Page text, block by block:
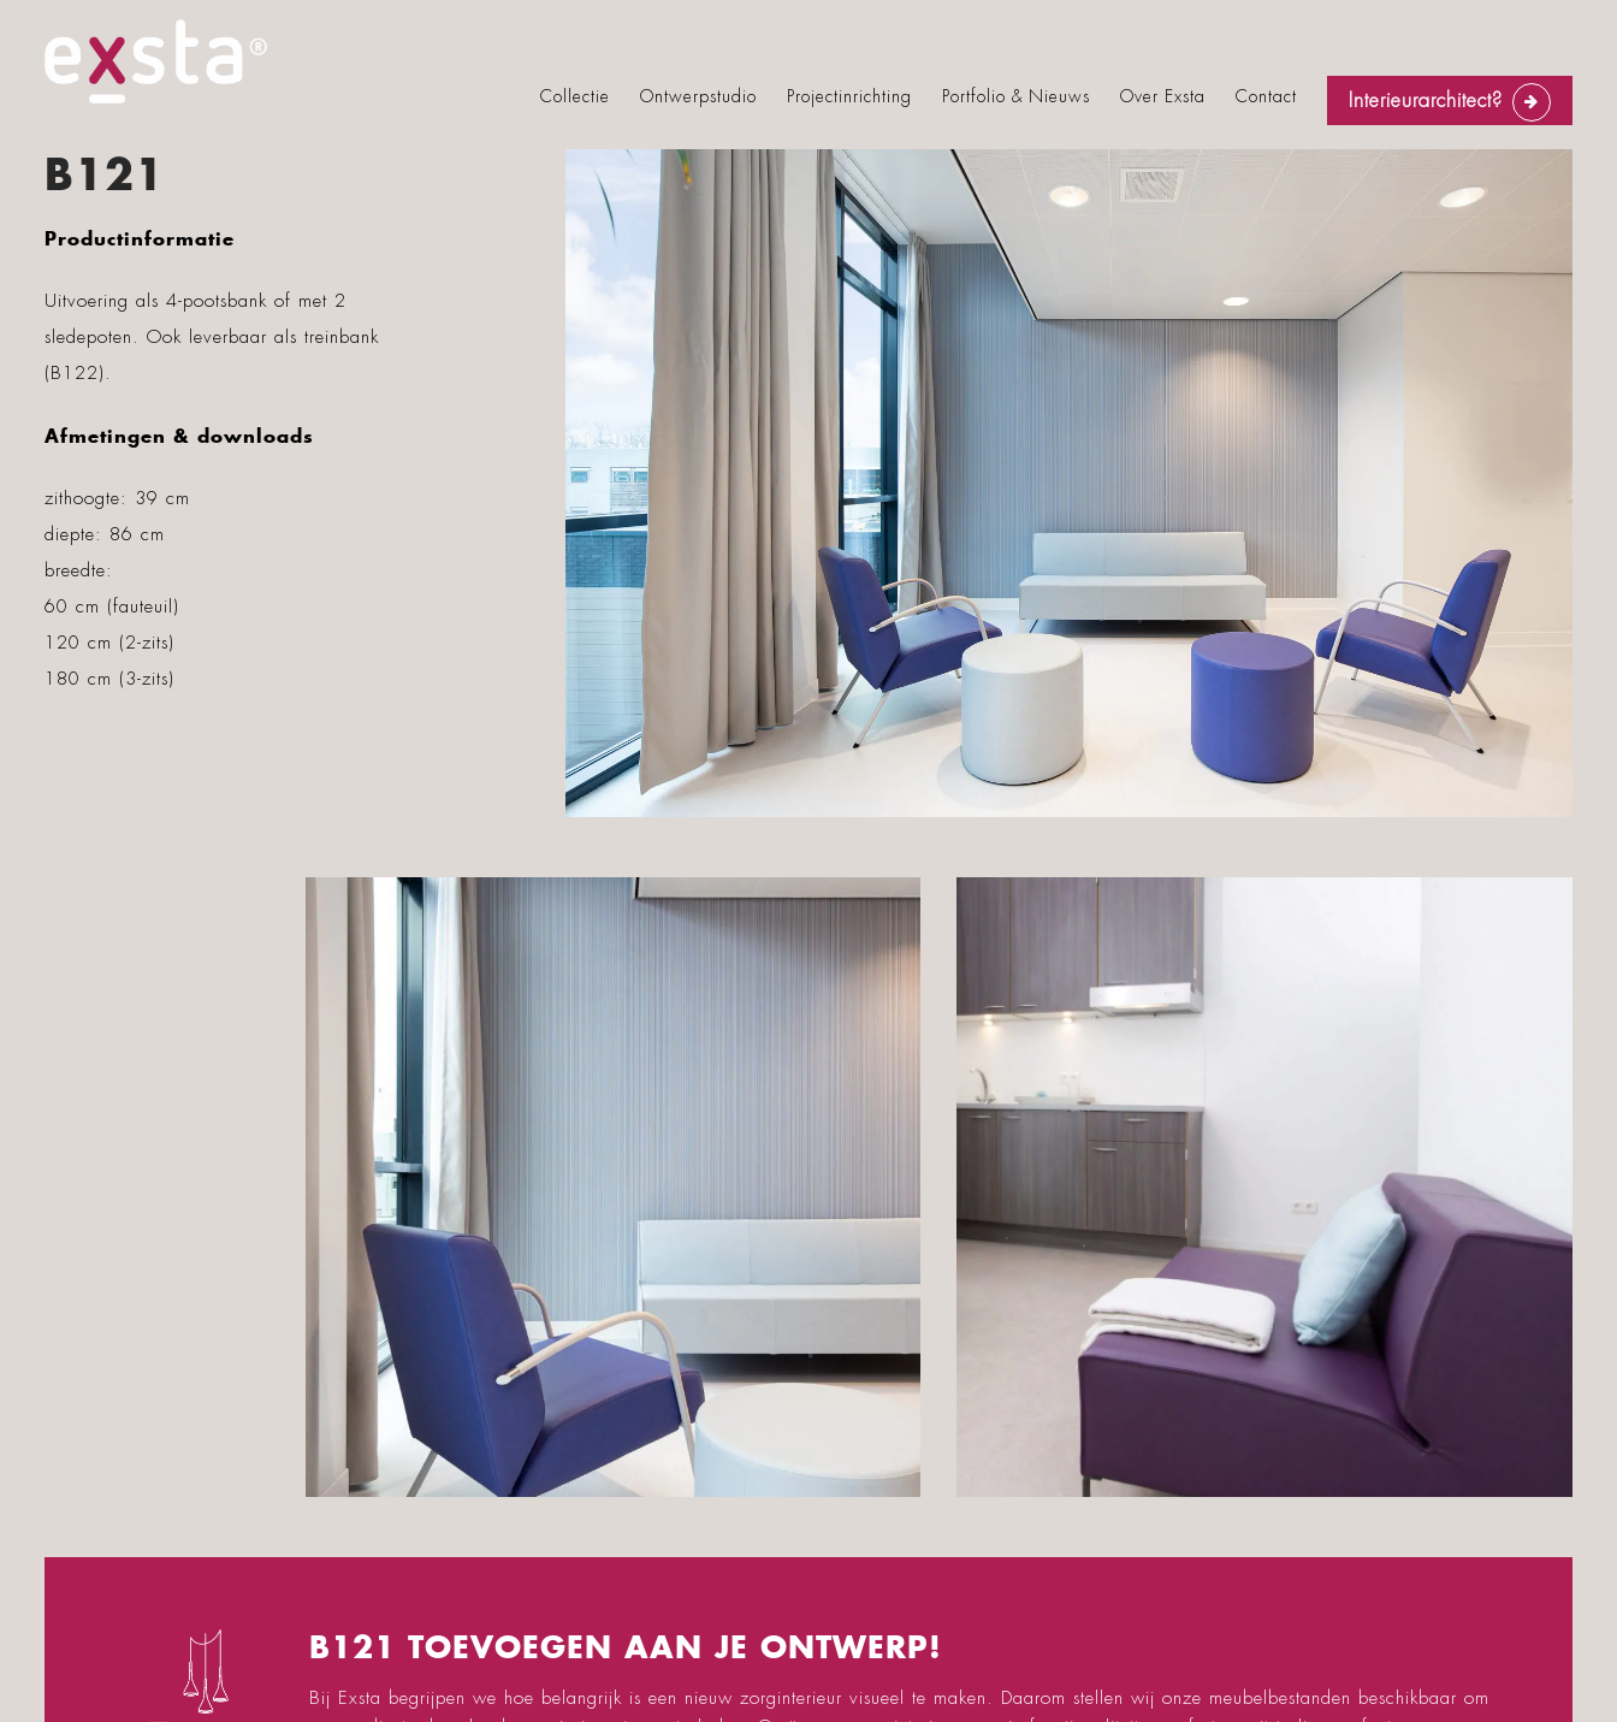
Collectie Ontwerpstudio Projectinrichting Portfolio & Nieuws Over Exsta Contact Interieurarchitect?
B121
Productinformatie
Uitvoering als 4-pootsbank of met 2
sledepoten. Ook leverbaar als treinbank
(B122).
Afmetingen & downloads
zithoogte: 39 cm
diepte: 86 cm
breedte:
60 cm (fauteuil)
120 cm (2-zits)
180 cm (3-zits)
B121 TOEVOEGEN AAN JE ONTWERP!
Bij Exsta begrijpen we hoe belangrijk is een nieuw zorginterieur visueel te maken. Daarom stellen wij onze meubelbestanden beschikbaar om